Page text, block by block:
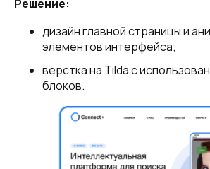
Решение:
дизайн главной страницы и
элементов интерфейса;
верстка на Tilda с
блоков.